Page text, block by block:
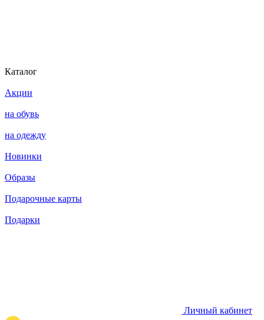
Каталог
Акции
на обувь
на одежду
Новинки
Образы
Подарочные карты
Подарки
Личный кабинет